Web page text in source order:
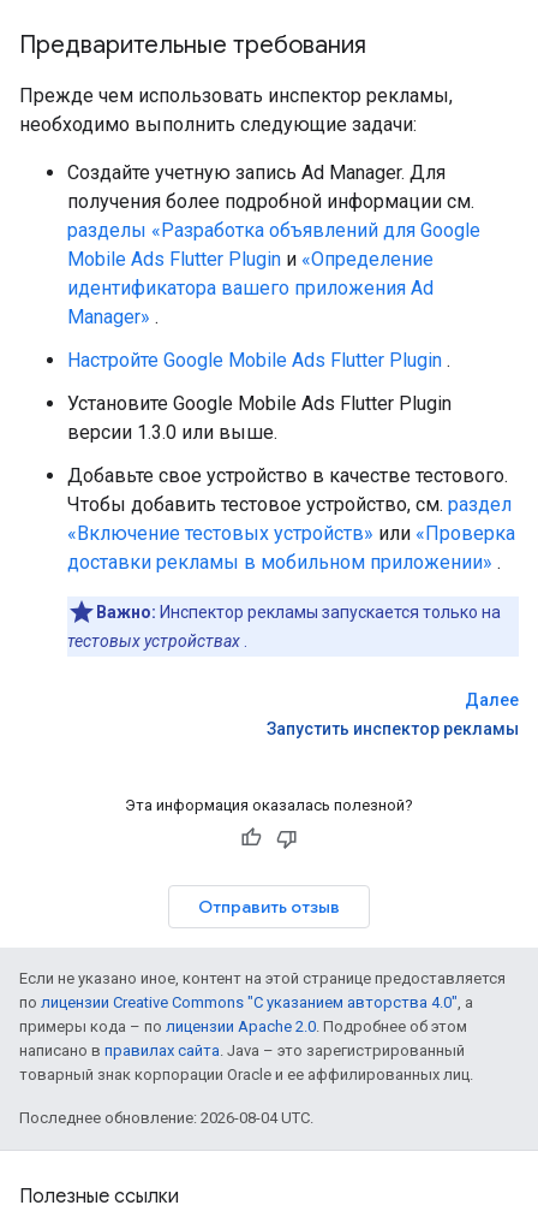
Предварительные требования
Прежде чем использовать инспектор рекламы,
необходимо выполнить следующие задачи:
Создайте учетную запись Ad Manager. Для
получения более подробной информации см.
разделы «Разработка объявлений для Google
Mobile Ads Flutter Plugin и «Определение
идентификатора вашего приложения Ad
Manager» .
Настройте Google Mobile Ads Flutter Plugin .
Установите Google Mobile Ads Flutter Plugin
версии 1.3.0 или выше.
Добавьте свое устройство в качестве тестового.
Чтобы добавить тестовое устройство, см. раздел
«Включение тестовых устройств» или «Проверка
доставки рекламы в мобильном приложении» .
Важно: Инспектор рекламы запускается только на
тестовых устройствах
Далее
Запустить инспектор рекламы
Эта информация оказалась полезной?
Отправить отзыв
Если не указано иное, контент на этой странице предоставляется
по лицензии Creative Commons "С указанием авторства 4.0", а
примеры кода – по лицензии Apache 2.0. Подробнее об этом
написано в правилах сайта. Java – это зарегистрированный
товарный знак корпорации Oracle и ее аффилированных лиц.
Последнее обновление: 2026-08-04 UTC.
Полезные ссылки